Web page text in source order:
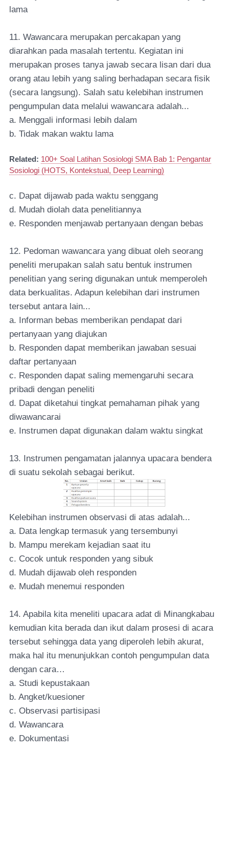
lama
11. Wawancara merupakan percakapan yang
diarahkan pada masalah tertentu. Kegiatan ini
merupakan proses tanya jawab secara lisan dari dua
orang atau lebih yang saling berhadapan secara fisik
(secara langsung). Salah satu kelebihan instrumen
pengumpulan data melalui wawancara adalah...
a. Menggali informasi lebih dalam
b. Tidak makan waktu lama
Related: 100+ Soal Latihan Sosiologi SMA Bab 1: Pengantar
Sosiologi (HOTS, Kontekstual, Deep Learning)
c. Dapat dijawab pada waktu senggang
d. Mudah diolah data penelitiannya
e. Responden menjawab pertanyaan dengan bebas
12. Pedoman wawancara yang dibuat oleh seorang
peneliti merupakan salah satu bentuk instrumen
penelitian yang sering digunakan untuk memperoleh
data berkualitas. Adapun kelebihan dari instrumen
tersebut antara lain...
a. Informan bebas memberikan pendapat dari
pertanyaan yang diajukan
b. Responden dapat memberikan jawaban sesuai
daftar pertanyaan
c. Responden dapat saling memengaruhi secara
pribadi dengan peneliti
d. Dapat diketahui tingkat pemahaman pihak yang
diwawancarai
e. Instrumen dapat digunakan dalam waktu singkat
13. Instrumen pengamatan jalannya upacara bendera
di suatu sekolah sebagai berikut.
Kelebihan instrumen observasi di atas adalah...
a. Data lengkap termasuk yang tersembunyi
b. Mampu merekam kejadian saat itu
c. Cocok untuk responden yang sibuk
d. Mudah dijawab oleh responden
e. Mudah menemui responden
14. Apabila kita meneliti upacara adat di Minangkabau
kemudian kita berada dan ikut dalam prosesi di acara
tersebut sehingga data yang diperoleh lebih akurat,
maka hal itu menunjukkan contoh pengumpulan data
dengan cara…
a. Studi kepustakaan
b. Angket/kuesioner
c. Observasi partisipasi
d. Wawancara
e. Dokumentasi